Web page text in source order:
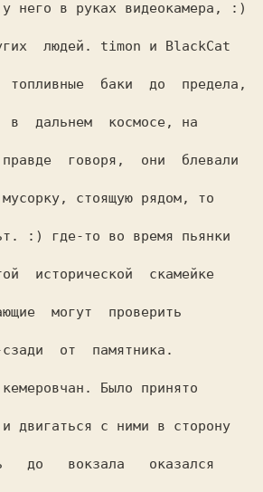
него в руках видеокамера, :)
людей. timon и BlackCat
топливные  баки  до  предела,
в  дальнем  космосе, на
говоря,  они  блевали
стоящую рядом, то
:) где-то во время пьянки
исторической  скамейке
могут  проверить
от  памятника.
Было принято
двигаться с ними в сторону
до   вокзала   оказался